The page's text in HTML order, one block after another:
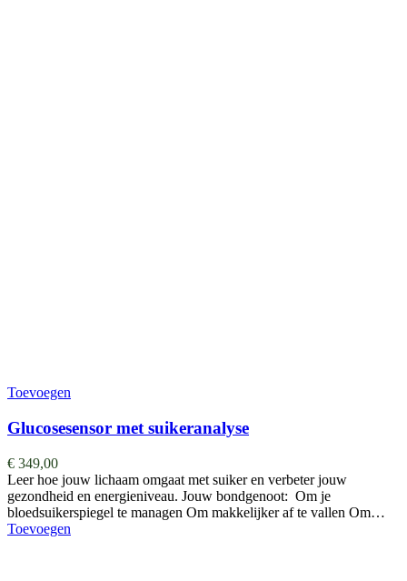
Toevoegen
Glucosesensor met suikeranalyse
€ 349,00
Leer hoe jouw lichaam omgaat met suiker en verbeter jouw
gezondheid en energieniveau. Jouw bondgenoot: Om je
bloedsuikerspiegel te managen Om makkelijker af te vallen Om…
Toevoegen